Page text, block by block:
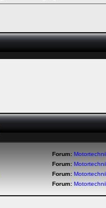
Forum:
Forum:
Forum:
Forum: